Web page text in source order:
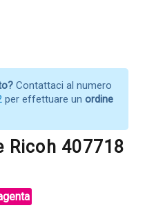
Contattaci al numero
per effettuare un ordine
Ricoh 407718